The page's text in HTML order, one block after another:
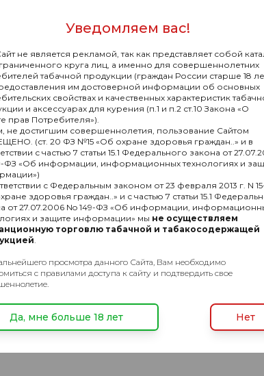
Комментарии
Уведомляем вас!
не является рекламой, так как представляет собой
круга лиц, а именно для совершеннолетних
табачной продукции (граждан России старше 18
им достоверной информации об основных
свойствах и качественных характеристик
и аксессуарах для курения (п.1 и п.2 ст.10 Закона «О
прав Потребителя»).
не достигшим совершеннолетия, пользование Сайтом
(ст. 20 ФЗ №15 «Об охране здоровья граждан..» и в
с частью 7 статьи 15.1 Федерального закона от
ФЗ «Об информации, информационных технологиях и
с Федеральным законом от 23 февраля 2013 г. N
здоровья граждан..» и с частью 7 статьи 15.1
от 27.07.2006 No 149-ФЗ «Об информации,
и защите информации» мы не осуществляем
торговлю табачной и табакосодержащей
просмотра данного Сайта, Вам необходимо
с правилами доступа к сайту и подтвердить свое
Да, мне больше 18 лет Нет